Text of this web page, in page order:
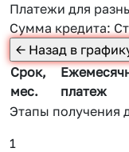
Платежи для
Сумма кредита:
Срок,
мес.
платеж
Этапы получения
1